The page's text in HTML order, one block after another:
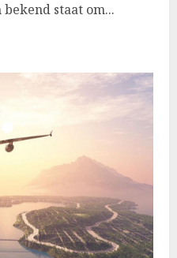
staat om...